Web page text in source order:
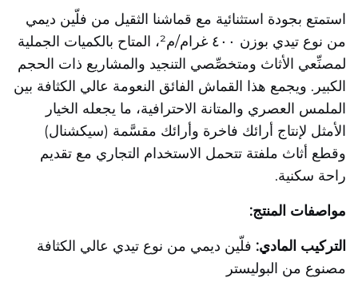
استمتع بجودة استثنائية مع قماشنا الثقيل من فلّين ديمي
من نوع تيدي بوزن ٤٠٠ غرام/م²، المتاح بالكميات الجملية
لمصنِّعي الأثاث ومتخصِّصي التنجيد والمشاريع ذات الحجم
الكبير. ويجمع هذا القماش الفائق النعومة عالي الكثافة بين
الملمس العصري والمتانة الاحترافية، ما يجعله الخيار
الأمثل لإنتاج أرائك فاخرة وأرائك مقسَّمة (سيكشنال)
وقطع أثاث ملفتة تتحمل الاستخدام التجاري مع تقديم
راحة سكنية.
مواصفات المنتج:
التركيب المادي: فلّين ديمي من نوع تيدي عالي الكثافة
مصنوع من البوليستر